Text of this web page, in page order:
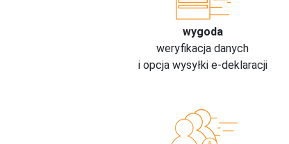
wygoda
weryfikacja danych
i opcja wysyłki e-deklaracji